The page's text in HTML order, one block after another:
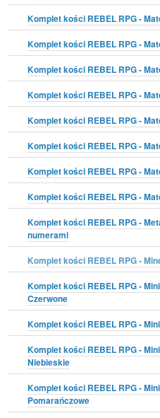
Komplet kości REBEL RPG -
Komplet kości REBEL RPG -
Komplet kości REBEL RPG -
Komplet kości REBEL RPG -
Komplet kości REBEL RPG -
Komplet kości REBEL RPG -
Komplet kości REBEL RPG -
Komplet kości REBEL RPG -
Komplet kości REBEL RPG -
numerami
Komplet kości REBEL RPG -
Komplet kości REBEL RPG -
Czerwone
Komplet kości REBEL RPG -
Komplet kości REBEL RPG -
Niebieskie
Komplet kości REBEL RPG -
Pomarańczowe